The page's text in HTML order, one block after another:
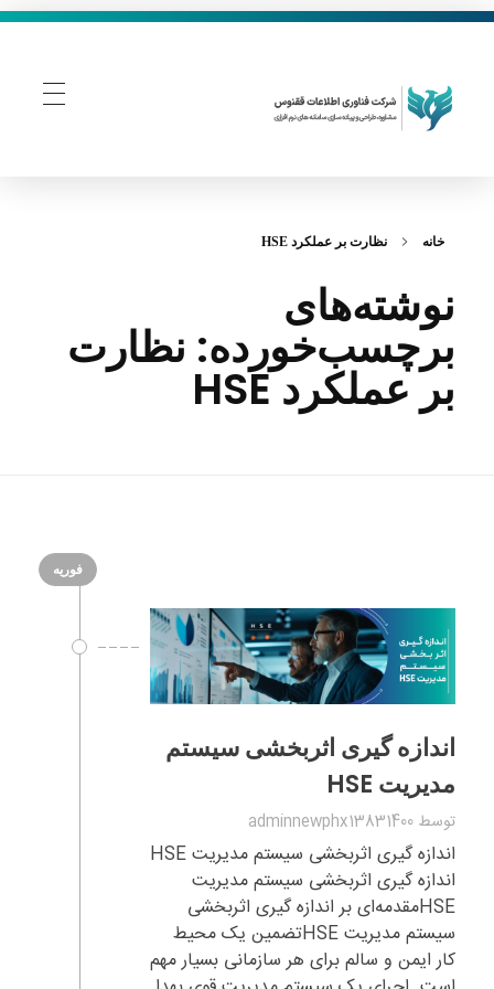
خانه نظارت بر عملکرد HSE
نوشته‌های
برچسب‌خورده: نظارت
بر عملکرد HSE
فوریه
اندازه گیری اثربخشی سیستم
مدیریت HSE
توسط adminnewphx13831400
اندازه گیری اثربخشی سیستم مدیریت HSE
اندازه گیری اثربخشی سیستم مدیریت
HSEمقدمه‌ای بر اندازه گیری اثربخشی
سیستم مدیریت HSEتضمین یک محیط
کار ایمن و سالم برای هر سازمانی بسیار مهم